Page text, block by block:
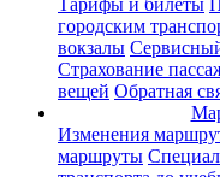
Тарифы и билеты
городским
вокзалы
Страхование
вещей Обратная
Изменения
маршруты